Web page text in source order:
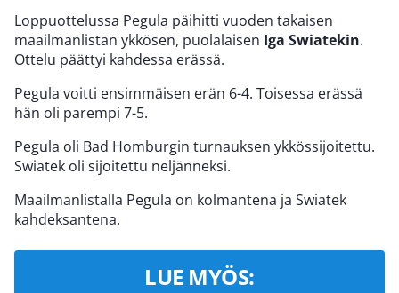
Loppuottelussa Pegula päihitti vuoden takaisen
maailmanlistan ykkösen, puolalaisen Iga Swiatekin.
Ottelu päättyi kahdessa erässä.
Pegula voitti ensimmäisen erän 6-4. Toisessa erässä
hän oli parempi 7-5.
Pegula oli Bad Homburgin turnauksen ykkössijoitettu.
Swiatek oli sijoitettu neljänneksi.
Maailmanlistalla Pegula on kolmantena ja Swiatek
kahdeksantena.
LUE MYÖS: